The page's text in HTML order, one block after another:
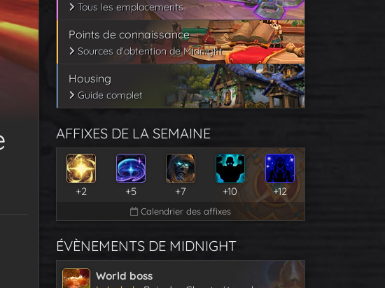
Tous les emplacements
Points de connaissance
Sources d'obtention de Midnight
Housing
Guide complet
AFFIXES DE LA SEMAINE
+2 +5 +7 +10 +12
Calendrier des affixes
ÉVÈNEMENTS DE MIDNIGHT
World boss